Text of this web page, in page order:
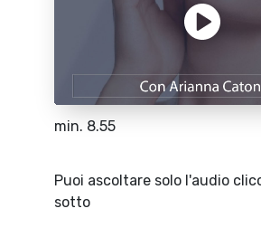
min. 8.55
Puoi ascoltare solo l'audio
sotto